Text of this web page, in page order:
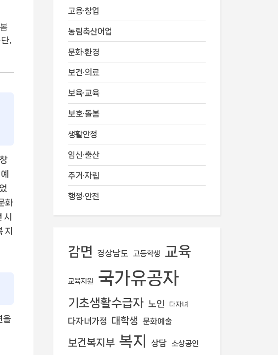
,
화
시
지
을
고용·창업
농림축산어업
문화·환경
보건·의료
보육·교육
보호·돌봄
생활안정
임신·출산
주거·자립
행정·안전
감면 경상남도 고등학생 교육
교육지원 국가유공자
기초생활수급자 노인 다자녀
다자녀가정 대학생 문화예술
보건복지부 복지 상담 소상공인